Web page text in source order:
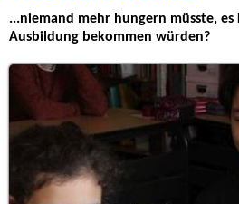
...niemand mehr hungern müsste,
Ausbildung bekommen würden?